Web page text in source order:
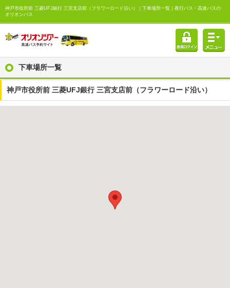
神戸市役所前 三菱UFJ銀行 三宮支店前（フラワーロード沿い）｜下車場所一覧｜夜行バス・高速バスの
オリオンバス
下車場所一覧
神戸市役所前 三菱UFJ銀行 三宮支店前（フラワーロード沿い）